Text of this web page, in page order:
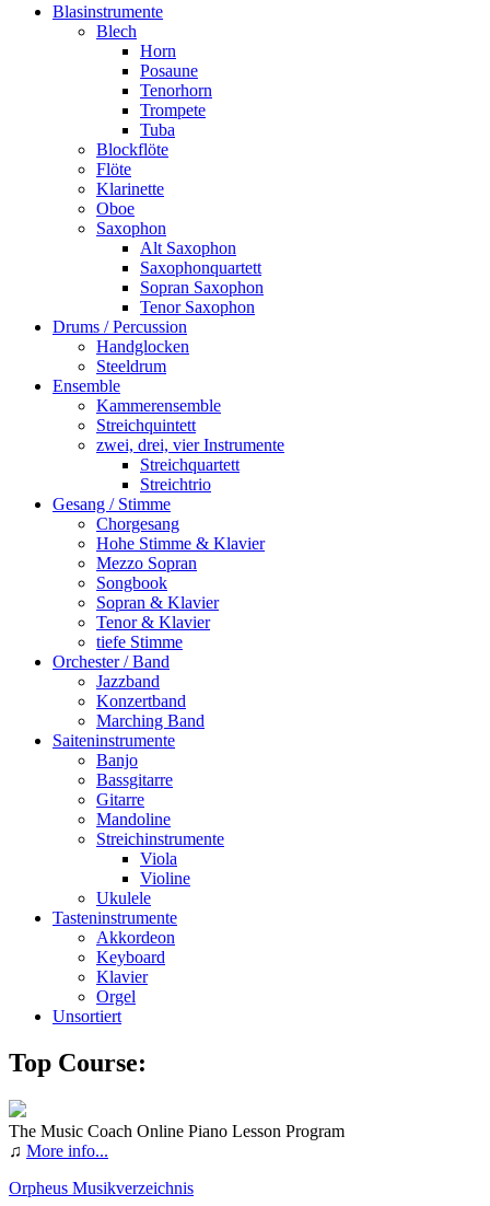
Blasinstrumente
Blech
Horn
Posaune
Tenorhorn
Trompete
Tuba
Blockflöte
Flöte
Klarinette
Oboe
Saxophon
Alt Saxophon
Saxophonquartett
Sopran Saxophon
Tenor Saxophon
Drums / Percussion
Handglocken
Steeldrum
Ensemble
Kammerensemble
Streichquintett
zwei, drei, vier Instrumente
Streichquartett
Streichtrio
Gesang / Stimme
Chorgesang
Hohe Stimme & Klavier
Mezzo Sopran
Songbook
Sopran & Klavier
Tenor & Klavier
tiefe Stimme
Orchester / Band
Jazzband
Konzertband
Marching Band
Saiteninstrumente
Banjo
Bassgitarre
Gitarre
Mandoline
Streichinstrumente
Viola
Violine
Ukulele
Tasteninstrumente
Akkordeon
Keyboard
Klavier
Orgel
Unsortiert
Top Course:
The Music Coach Online Piano Lesson Program
♫ More info...
Orpheus Musikverzeichnis